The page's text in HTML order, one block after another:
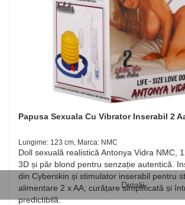
Detalii
Papusa Sexuala Cu Vibrator Inserabil 2
Lungime: 123 cm, Marca: NMC
Doll sexuală realistică Antonya Vidra NMC,
3D și păr blond pentru senzație autentică.
din Cyberskin și stimulator inserabil pentru
alimentare 2 x AA; curățare simplificată și
predictibilă.